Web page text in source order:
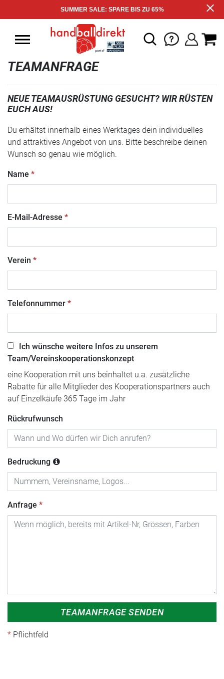
SUMMER SALE: SPARE BIS ZU 65%
TEAMANFRAGE
NEUE TEAMAUSRÜSTUNG GESUCHT? WIR RÜSTEN
EUCH AUS!
Du erhältst innerhalb eines Werktages dein individuelles
und attraktives Angebot von uns. Bitte beschreibe deinen
Wunsch so genau wie möglich.
Name
E-Mail-Adresse
Verein
Telefonnummer
Ich wünsche weitere Infos zu unserem
Team/Vereinskooperationskonzept
eine Kooperation mit uns beinhaltet u.a. zusätzliche
Rabatte für alle Mitglieder des Kooperationspartners auch
auf Einzelkäufe 365 Tage im Jahr
Rückrufwunsch
Bedruckung
Anfrage
TEAMANFRAGE SENDEN
Pflichtfeld